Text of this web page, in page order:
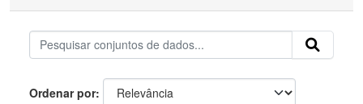
Ordenar por